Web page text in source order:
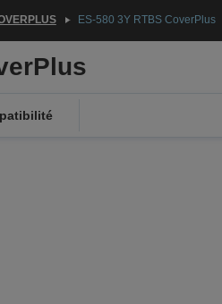
ES-580 3Y RTBS CoverPlus